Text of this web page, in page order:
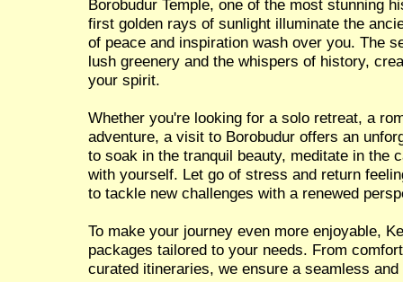
Borobudur Temple, one of the most stunning
first golden rays of sunlight illuminate the
of peace and inspiration wash over you. The
lush greenery and the whispers of history,
your spirit.
Whether you're looking for a solo retreat, a
adventure, a visit to Borobudur offers an
to soak in the tranquil beauty, meditate in the
with yourself. Let go of stress and return
to tackle new challenges with a renewed
To make your journey even more enjoyable,
packages tailored to your needs. From
curated itineraries, we ensure a seamless